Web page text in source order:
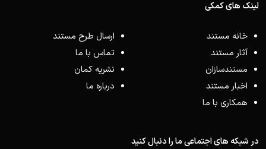
لینک های کمکی
خانه مستند
آثار مستند
مستندسازان
اخبار مستند
همکاری با ما
ارسال طرح مستند
تماس با ما
نشریه کمان
درباره ما
در شبکه های اجتماعی ما را دنبال کنید